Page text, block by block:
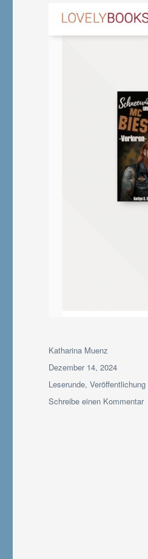
Autor
Katharina Muenz
Veröffentlicht
am
Dezember 14, 2024
Kategorien
Leserunde,Veröffentlichung
Schreibe einen Kommentarzu